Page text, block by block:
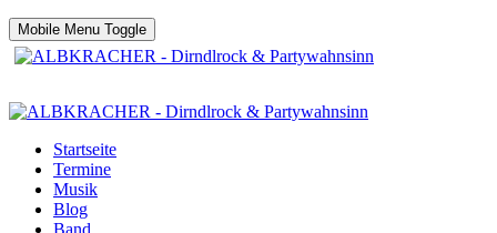
Mobile Menu Toggle
Startseite
Termine
Musik
Blog
Band